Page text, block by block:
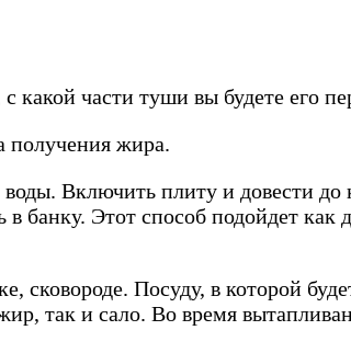
какой части туши вы будете его
получения жира.
Включить плиту и довести
банку. Этот способ подойдет как
Посуду, в которой
так и сало. Во время